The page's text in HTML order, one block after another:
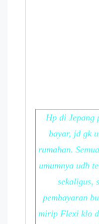
Hp di Jepang
bayar, jd gk
rumahan.
umumnya udh
sekaligus,
pembayaran
mirip Flexi klo